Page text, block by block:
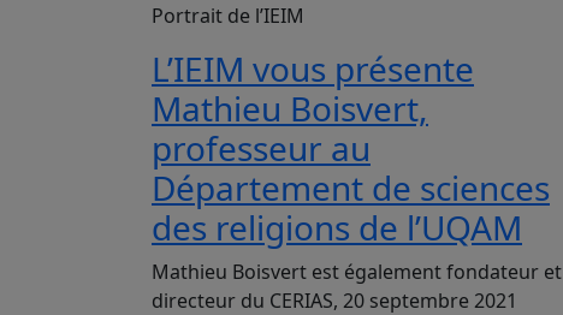
Portrait de l’IEIM
L’IEIM vous présente
Mathieu Boisvert,
professeur au
Département de sciences
des religions de l’UQAM
Mathieu Boisvert est également fondateur et
directeur du CERIAS, 20 septembre 2021